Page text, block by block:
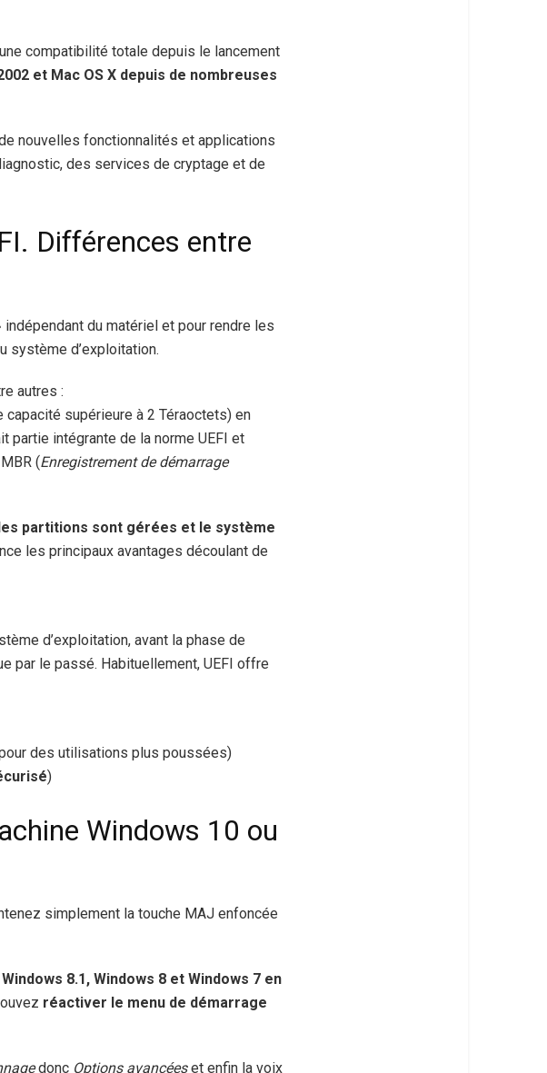
compatibilité totale depuis le lancement
et Mac OS X depuis de nombreuses
nouvelles fonctionnalités et applications
des services de cryptage et de
Différences entre
du matériel et pour rendre les
système d’exploitation.
autres :
capacité supérieure à 2 Téraoctets) en
partie intégrante de la norme UEFI et
(Enregistrement de démarrage
partitions sont gérées et le système
les principaux avantages découlant de
d’exploitation, avant la phase de
par le passé. Habituellement, UEFI offre
des utilisations plus poussées)
)
Windows 10 ou
simplement la touche MAJ enfoncée
8.1, Windows 8 et Windows 7 en
réactiver le menu de démarrage
donc Options avancéeset enfin la voix